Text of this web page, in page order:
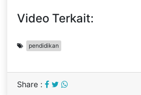
Video Terkait:
pendidikan
Share :